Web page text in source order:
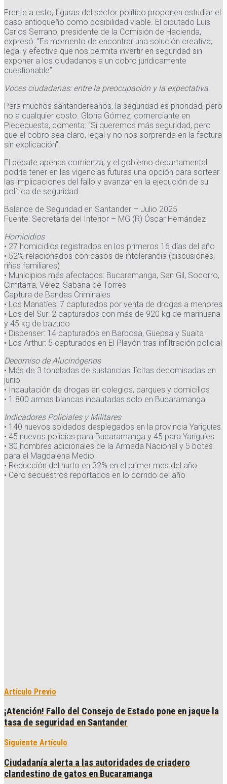
Frente a esto, figuras del sector político proponen estudiar el
caso antioqueño como posibilidad viable. El diputado Luis
Carlos Serrano, presidente de la Comisión de Hacienda,
expresó: “Es momento de encontrar una solución creativa,
legal y efectiva que nos permita invertir en seguridad sin
exponer a los ciudadanos a un cobro jurídicamente
cuestionable”.
Voces ciudadanas: entre la preocupación y la expectativa
Para muchos santandereanos, la seguridad es prioridad, pero
no a cualquier costo. Gloria Gómez, comerciante en
Piedecuesta, comenta: “Sí queremos más seguridad, pero
que el cobro sea claro, legal y no nos sorprenda en la factura
sin explicación”.
El debate apenas comienza, y el gobierno departamental
podría tener en las vigencias futuras una opción para sortear
las implicaciones del fallo y avanzar en la ejecución de su
política de seguridad.
Balance de Seguridad en Santander – Julio 2025
Fuente: Secretaría del Interior – MG (R) Óscar Hernández
Homicidios
• 27 homicidios registrados en los primeros 16 días del año
• 52% relacionados con casos de intolerancia (discusiones,
riñas familiares)
• Municipios más afectados: Bucaramanga, San Gil, Socorro,
Cimitarra, Vélez, Sabana de Torres
Captura de Bandas Criminales
• Los Manatíes: 7 capturados por venta de drogas a menores
• Los del Sur: 2 capturados con más de 920 kg de marihuana
y 45 kg de bazuco
• Dispenser: 14 capturados en Barbosa, Güepsa y Suaita
• Los Arthur: 5 capturados en El Playón tras infiltración policial
Decomiso de Alucinógenos
• Más de 3 toneladas de sustancias ilícitas decomisadas en
junio
• Incautación de drogas en colegios, parques y domicilios
• 1.800 armas blancas incautadas solo en Bucaramanga
Indicadores Policiales y Militares
• 140 nuevos soldados desplegados en la provincia Yariguíes
• 45 nuevos policías para Bucaramanga y 45 para Yariguíes
• 30 hombres adicionales de la Armada Nacional y 5 botes
para el Magdalena Medio
• Reducción del hurto en 32% en el primer mes del año
• Cero secuestros reportados en lo corrido del año
Artículo Previo
¡Atención! Fallo del Consejo de Estado pone en jaque la
tasa de seguridad en Santander
Siguiente Artículo
Ciudadanía alerta a las autoridades de criadero
clandestino de gatos en Bucaramanga